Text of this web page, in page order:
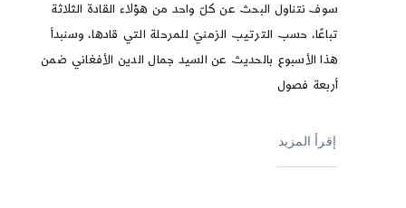
سوف نتناول البحث عن كلّ واحد من هؤلاء القادة الثلاثة
تباعًا، حسب الترتيب الزمنيّ للمرحلة التي قادها، وسنبدأ
هذا الأسبوع بالحديث عن السيد جمال الدين الأفغاني ضمن
أربعة فصول
إقرأ المزيد